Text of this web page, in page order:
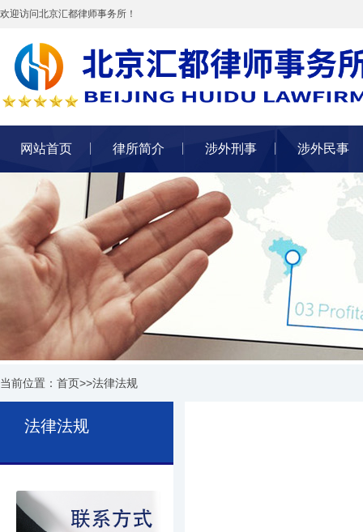
欢迎访问北京汇都律师事务所！
网站首页 律所简介 涉外刑事 涉外民事
当前位置： 首页>>法律法规
法律法规